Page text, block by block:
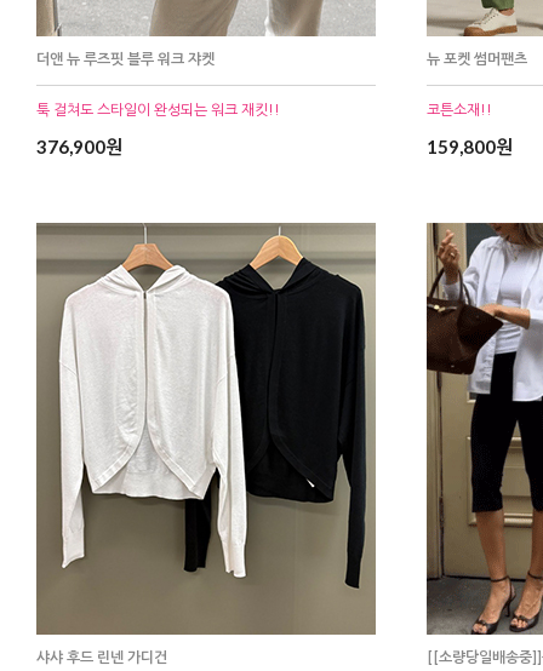
더앤 뉴 루즈핏 블루 워크 쟈켓
툭 걸쳐도 스타일이 완성되는 워크 재킷!!
376,900원
뉴 포켓 썸머팬츠
코튼소재!!
159,800원
샤샤 후드 린넨 가디건 [[소량당일배송중